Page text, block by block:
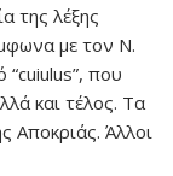
της λέξης
με τον Ν.
“cuiulus”, που
και τέλος. Τα
Αποκριάς. Άλλοι